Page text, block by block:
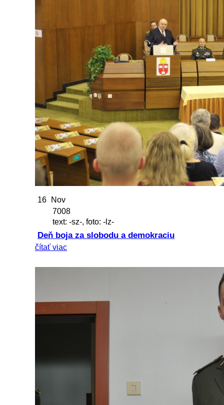
16
Nov
7008
text: -sz-, foto: -lz-
Deň boja za slobodu a demokraciu
čítať viac